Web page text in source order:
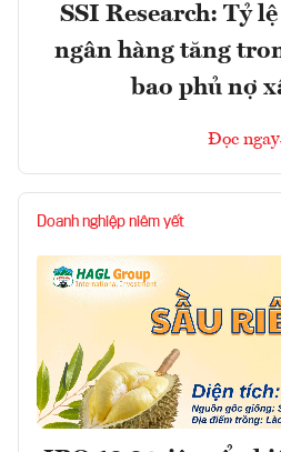
SSI Research: Tỷ
ngân hàng tăng
bao phủ nợ
Đọc ngay
Doanh nghiệp niêm yết